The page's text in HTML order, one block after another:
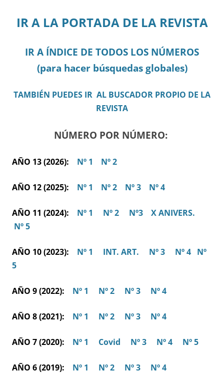
IR A LA PORTADA DE LA REVISTA
IR A ÍNDICE DE TODOS LOS NÚMEROS
(para hacer búsquedas globales)
TAMBIÉN PUEDES IR AL BUSCADOR PROPIO DE LA
REVISTA
NÚMERO POR NÚMERO:
AÑO 13 (2026): Nº 1 Nº 2
AÑO 12 (2025): Nº 1 Nº 2 Nº 3 Nº 4
AÑO 11 (2024): Nº 1 Nº 2 Nº3
X ANIVERS.
Nº 5
AÑO 10 (2023): Nº 1 INT. ART. Nº 3 Nº 4 Nº
5
AÑO 9 (2022): Nº 1 Nº 2 Nº 3 Nº 4
AÑO 8 (2021): Nº 1 Nº 2 Nº 3 Nº 4
AÑO 7 (2020): Nº 1 Covid Nº 3 Nº 4 Nº 5
AÑO 6 (2019): Nº 1 Nº 2 Nº 3 Nº 4